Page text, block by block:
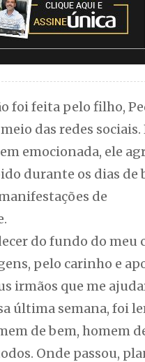
foi feita pelo filho,
das redes sociais.
emocionada, ele
durante os dias de
de
do fundo do meu
pelo carinho e
irmãos que me
última semana, foi
de bem, homem
Onde passou,